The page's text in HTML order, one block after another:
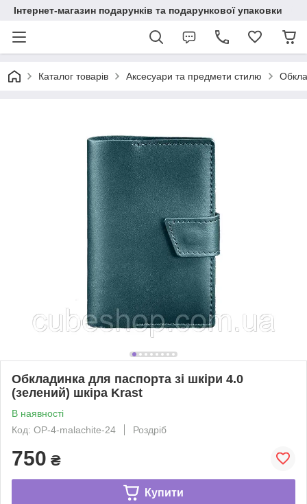
Інтернет-магазин подарунків та подарункової упаковки
Каталог товарів Аксесуари та предмети стилю
Обкладинка для паспорта зі шкіри 4.0
(зелений) шкіра Krast
В наявності
Код: OP-4-malachite-24
Роздріб
750 ₴
Купити